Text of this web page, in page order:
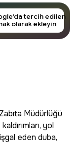
tercih edilen
olarak ekleyin
Müdürlüğü
yol
eden duba,